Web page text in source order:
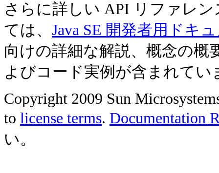
さらに詳しい API リファレ
ては、 Java SE 開発者用ドキ
向けの詳細な解説、概念の概
よびコード実例が含まれてい
Copyright 2009 Sun
to license terms. Documentation
い。